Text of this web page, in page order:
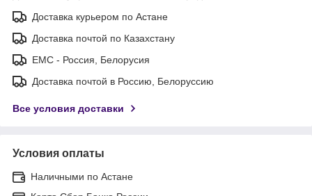
Доставка курьером по Астане
Доставка почтой по Казахстану
ЕМС - Россия, Белорусия
Доставка почтой в Россию, Белоруссию
Все условия доставки
Условия оплаты
Наличными по Астане